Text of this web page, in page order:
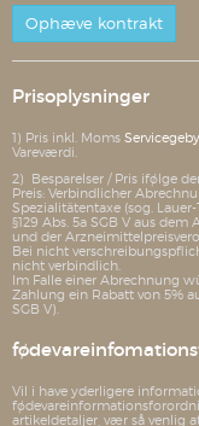
Ophæve kontrakt
Prisoplysninger
1) Pris inkl. Moms
Vareværdi.
2) Besparelser / Pris ifølge
Preis: Verbindlicher
Spezialitätentaxe (sog.
§129 Abs. 5a SGB V aus
und der
Bei nicht
nicht verbindlich.
Im Falle einer Abrechnung
Zahlung ein Rabatt von 5%
SGB V).
Vil i have yderligere
artikeldetaljer, vær så venlig